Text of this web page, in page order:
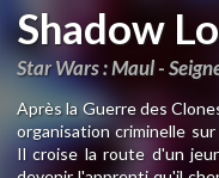
Shadow
Star Wars : Maul -
Après la Guerre des
organisation criminelle
Il croise la route d'un